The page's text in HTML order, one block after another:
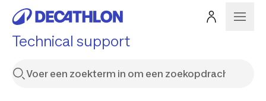
Technical support